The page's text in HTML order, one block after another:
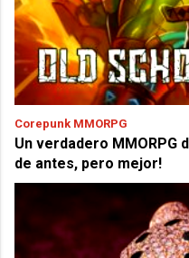
Corepunk MMORPG
Un verdadero MMORPG
de antes, pero mejor!